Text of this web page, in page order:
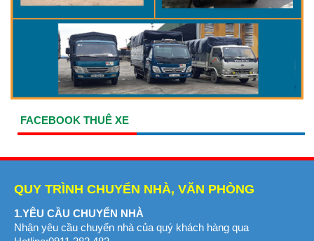
FACEBOOK THUÊ XE
QUY TRÌNH CHUYỂN NHÀ, VĂN PHÒNG
1.YÊU CẦU CHUYỂN NHÀ
Nhận yêu cầu chuyển nhà của quý khách hàng qua